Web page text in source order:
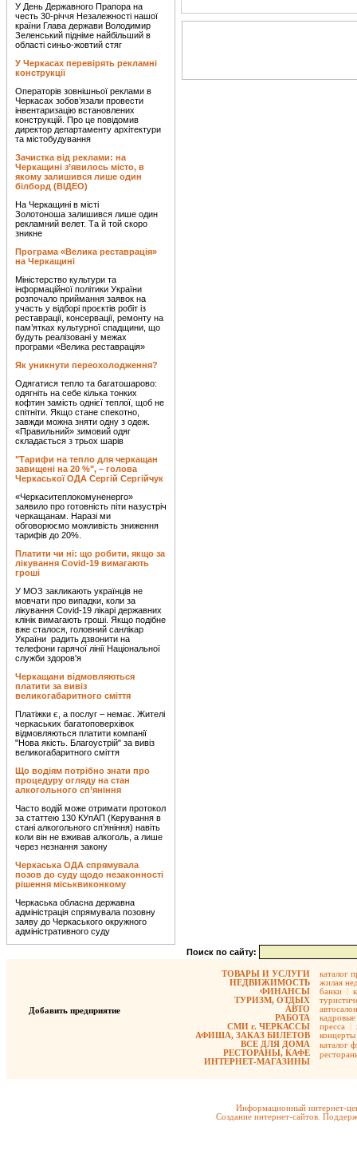
У День Державного Прапора на
честь 30-річчя Незалежності нашої
країни Глава держави Володимир
Зеленський підніме найбільший в
області синьо-жовтий стяг
У Черкасах перевірять рекламні
конструкції
Операторів зовнішньої реклами в
Черкасах зобов’язали провести
інвентаризацію встановлених
конструкцій. Про це повідомив
директор департаменту архітектури
та містобудування
Зачистка від реклами: на
Черкащині з’явилось місто, в
якому залишився лише один
білборд (ВІДЕО)
На Черкащині в місті
Золотоноша залишився лише один
рекламний велет. Та й той скоро
зникне
Програма «Велика реставрація»
на Черкащині
Міністерство культури та
інформаційної політики України
розпочало приймання заявок на
участь у відборі проєктів робіт із
реставрації, консервації, ремонту на
пам’ятках культурної спадщини, що
будуть реалізовані у межах
програми «Велика реставрація»
Як уникнути переохолодження?
Одягатися тепло та багатошарово:
одягніть на себе кілька тонких
кофтин замість однієї теплої, щоб не
спітніти. Якщо стане спекотно,
завжди можна зняти одну з одеж.
«Правильний» зимовий одяг
складається з трьох шарів
"Тарифи на тепло для черкащан
завищені на 20 %", – голова
Черкаської ОДА Сергій Сергійчук
«Черкаситеплокомуненерго»
заявило про готовність піти назустріч
черкащанам. Наразі ми
обговорюємо можливість зниження
тарифів до 20%.
Платити чи ні: що робити, якщо за
лікування Covid-19 вимагають
гроші
У МОЗ закликають українців не
мовчати про випадки, коли за
лікування Covid-19 лікарі державних
клінік вимагають гроші. Якщо подібне
вже сталося, головний санлікар
України радить дзвонити на
телефони гарячої лінії Національної
служби здоров'я
Черкащани відмовляються
платити за вивіз
великогабаритного сміття
Платіжки є, а послуг – немає. Жителі
черкаських багатоповерхівок
відмовляються платити компанії
"Нова якість. Благоустрій" за вивіз
великогабаритного сміття
Що водіям потрібно знати про
процедуру огляду на стан
алкогольного сп’яніння
Часто водій може отримати протокол
за статтею 130 КУпАП (Керування в
стані алкогольного сп’яніння) навіть
коли він не вживав алкоголь, а лише
через незнання закону
Черкаська ОДА спрямувала
позов до суду щодо незаконності
рішення міськвиконкому
Черкаська обласна державна
адміністрація спрямувала позовну
заяву до Черкаського окружного
адміністративного суду
Поиск по сайту:
Добавить предприятие
ТОВАРЫ И УСЛУГИ
НЕДВИЖИМОСТЬ
ФИНАНСЫ
ТУРИЗМ, ОТДЫХ
АВТО
РАБОТА
СМИ г. ЧЕРКАССЫ
АФИША, ЗАКАЗ БИЛЕТОВ
ВСЕ ДЛЯ ДОМА
РЕСТОРАНЫ, КАФЕ
ИНТЕРНЕТ-МАГАЗИНЫ
каталог
жилая
банки |
кадровые
пресса |
концерты
каталог
Информационный интернет-
Создание интернет-сайтов.